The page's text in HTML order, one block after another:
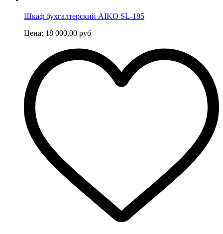
Шкаф бухгалтерский AIKO SL-185
Цена: 18 000,00 руб